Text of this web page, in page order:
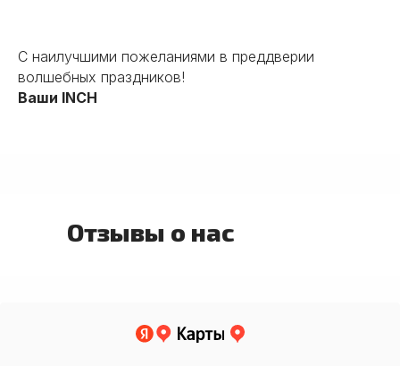
С наилучшими пожеланиями в преддверии
волшебных праздников!
Ваши INCH
Отзывы о нас